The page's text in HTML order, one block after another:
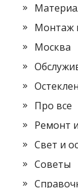
Монтаж
Москва
Про все
Ремонт
Свет и
Советы